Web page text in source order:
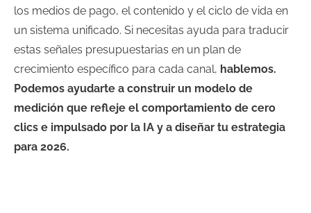
los medios de pago, el contenido y el ciclo de vida en
un sistema unificado. Si necesitas ayuda para traducir
estas señales presupuestarias en un plan de
crecimiento específico para cada canal, hablemos.
Podemos ayudarte a construir un modelo de
medición que refleje el comportamiento de cero
clics e impulsado por la IA y a diseñar tu estrategia
para 2026.